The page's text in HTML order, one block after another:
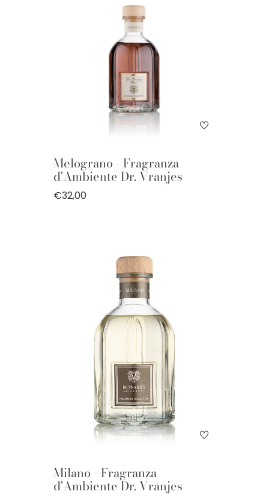
Melograno - Fragranza
d'Ambiente Dr. Vranjes
€32,00
Milano - Fragranza
d'Ambiente Dr. Vranjes